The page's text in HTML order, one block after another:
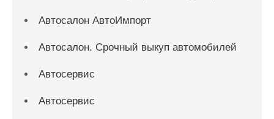
Автосалон АвтоИмпорт
Автосалон. Срочный выкуп автомобилей
Автосервис
Автосервис